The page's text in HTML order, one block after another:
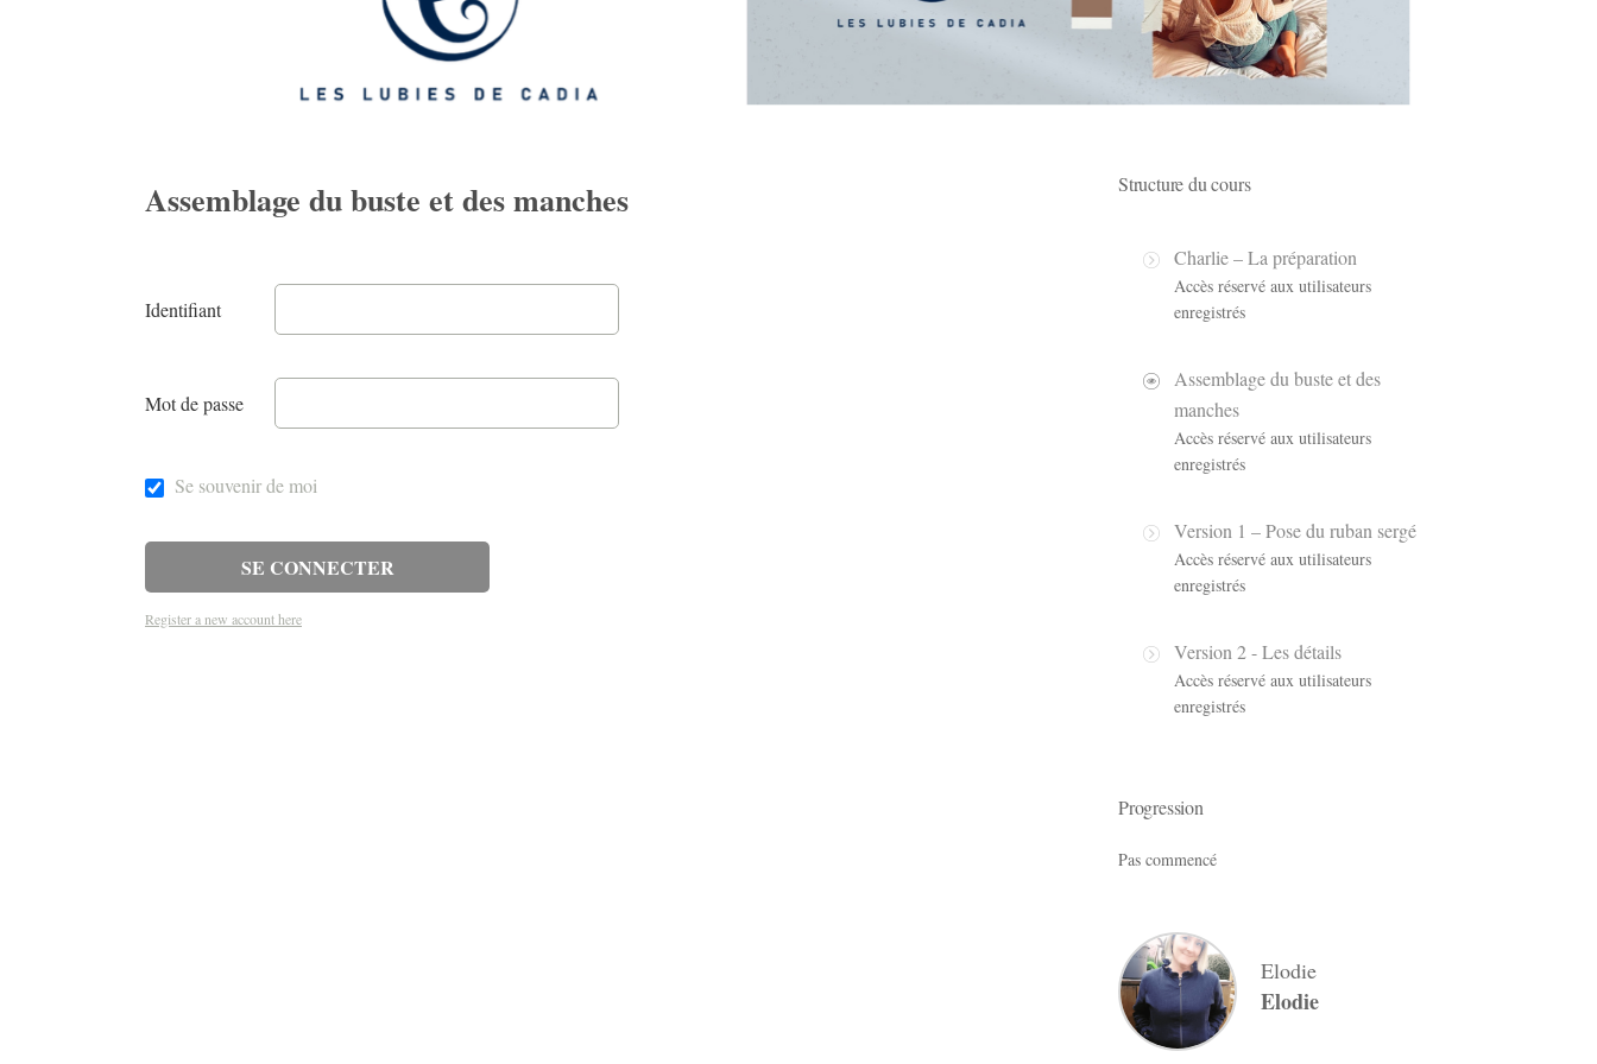
Assemblage du buste et des manches
Identifiant
Mot de passe
Se souvenir de moi
Register a new account here
Structure du cours
Charlie – La préparation
Accès réservé aux utilisateurs
enregistrés
Assemblage du buste et des
manches
Accès réservé aux utilisateurs
enregistrés
Version 1 – Pose du ruban sergé
Accès réservé aux utilisateurs
enregistrés
Version 2 - Les détails
Accès réservé aux utilisateurs
enregistrés
Progression
Pas commencé
Elodie
Elodie